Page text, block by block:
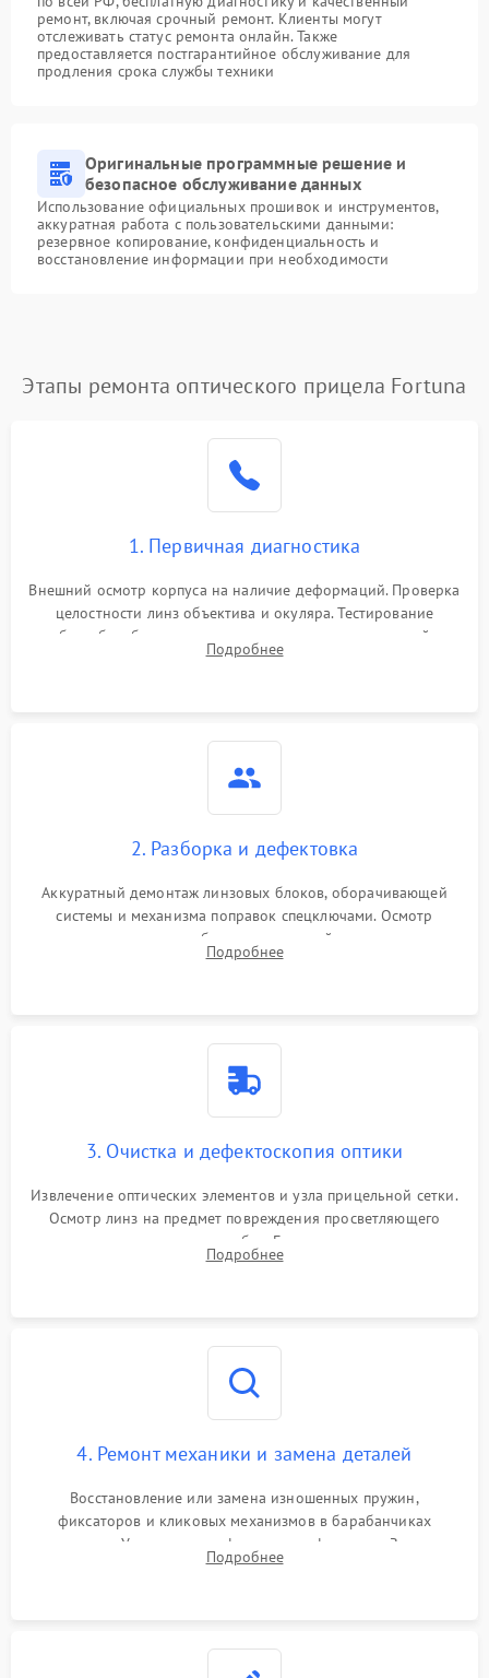
ремонт, включая срочный ремонт. Клиенты могут
отслеживать статус ремонта онлайн. Также
предоставляется постгарантийное обслуживание для
продления срока службы техники
Оригинальные программные решение и
безопасное обслуживание данных
Использование официальных прошивок и инструментов,
аккуратная работа с пользовательскими данными:
резервное копирование, конфиденциальность и
восстановление информации при необходимости
Этапы ремонта оптического прицела Fortuna
1. Первичная диагностика
Внешний осмотр корпуса на наличие деформаций. Проверка
целостности линз объектива и окуляра. Тестирование
работы барабанчиков ввода поправок, кольца отстройки
параллакса и зума. Выявление сколов, внутренних
Подробнее
2. Разборка и дефектовка
Аккуратный демонтаж линзовых блоков, оборачивающей
системы и механизма поправок спецключами. Осмотр
внутренних резьбовых соединений, пружин и
уплотнительных колец. Поиск причин люфта, смещения
Подробнее
3. Очистка и дефектоскопия оптики
Извлечение оптических элементов и узла прицельной сетки.
Осмотр линз на предмет повреждения просветляющего
покрытия или появления грибка. Бережная очистка стекол
спецрастворами. Проверка целостности гравированной
Подробнее
4. Ремонт механики и замена деталей
Восстановление или замена изношенных пружин,
фиксаторов и кликовых механизмов в барабанчиках
поправок. Устранение люфтов в трансфокаторе. Замена
поврежденных линз, разбитой сетки или восстановление
Подробнее